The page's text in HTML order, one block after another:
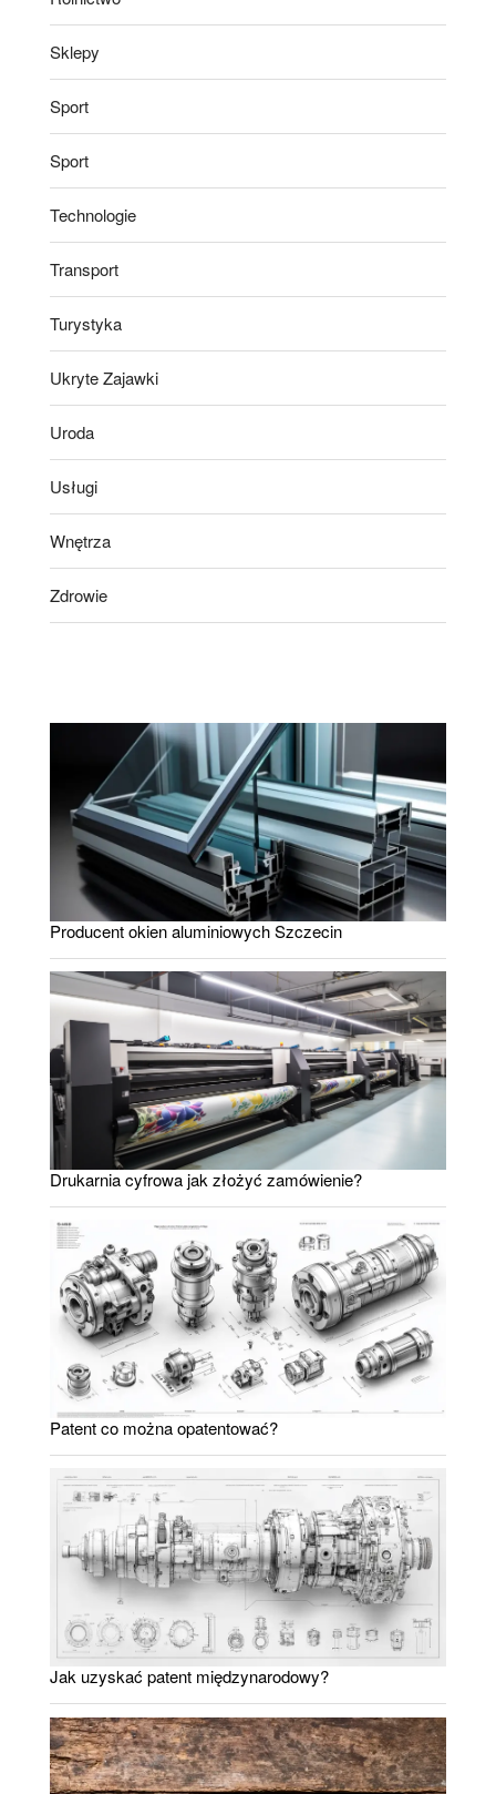
Sklepy
Sport
Sport
Technologie
Transport
Turystyka
Ukryte Zajawki
Uroda
Usługi
Wnętrza
Zdrowie
Producent okien aluminiowych Szczecin
Drukarnia cyfrowa jak złożyć zamówienie?
Patent co można opatentować?
Jak uzyskać patent międzynarodowy?